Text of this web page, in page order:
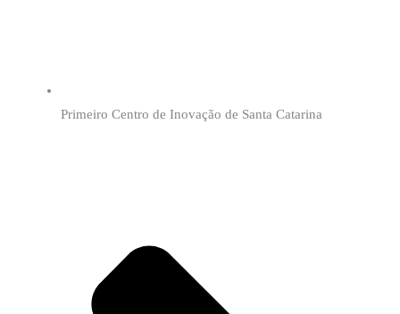
Primeiro Centro de Inovação de Santa Catarina